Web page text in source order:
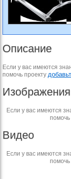
Описание
Если у вас имеются
помочь проекту
Изображения
Если у вас имеются
помочь
Видео
Если у вас имеются
помочь